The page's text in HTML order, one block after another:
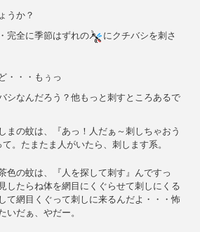
うか？
完全に季節はずれの
にクチバシを刺さ
・・・もぅっ
シなんだろう？他もっと刺すところあるで
まの蚊は、『あっ！人だぁ～刺しちゃおう
。たまたま人がいたら、刺します系。
色の蚊は、『人を探して刺す』んですっ
したらね体を網目にくぐらせて刺しにくる
て網目くぐって刺しに来るんだよ・・・怖
いだぁ、やだー。